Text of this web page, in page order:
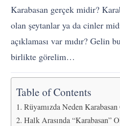
Karabasan gerçek midir?
olan şeytanlar ya da cinler
açıklaması var mıdır? Gelin
birlikte görelim…
Table of Contents
Rüyamızda Neden
Halk Arasında “Karabasan”